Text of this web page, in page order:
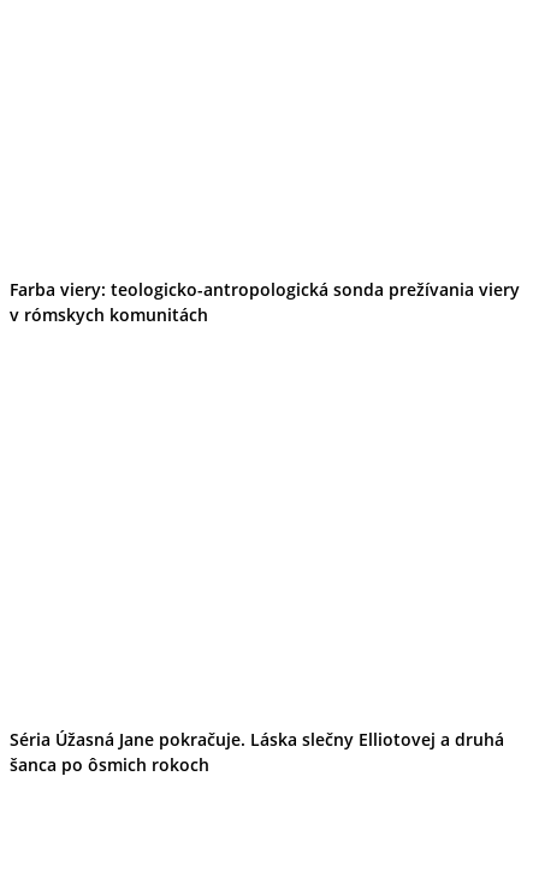
Farba viery: teologicko-antropologická sonda prežívania viery
v rómskych komunitách
Séria Úžasná Jane pokračuje. Láska slečny Elliotovej a druhá
šanca po ôsmich rokoch